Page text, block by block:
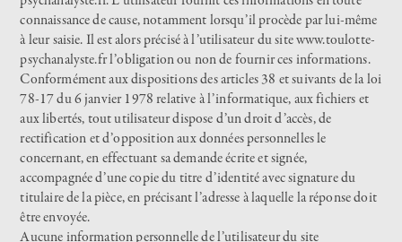
connaissance de cause, notamment lorsqu’il procède par lui-même
à leur saisie. Il est alors précisé à l’utilisateur du sitewww.toulotte-
psychanalyste.frl’obligation ou non de fournir ces informations.
Conformément aux dispositions des articles 38 et suivants de la loi
78-17 du 6 janvier 1978 relative à l’informatique, aux fichiers et
aux libertés, tout utilisateur dispose d’un droit d’accès, de
rectification et d’opposition aux données personnelles le
concernant, en effectuant sa demande écrite et signée,
accompagnée d’une copie du titre d’identité avec signature du
titulaire de la pièce, en précisant l’adresse à laquelle la réponse doit
être envoyée.
Aucune information personnelle de l’utilisateur du site